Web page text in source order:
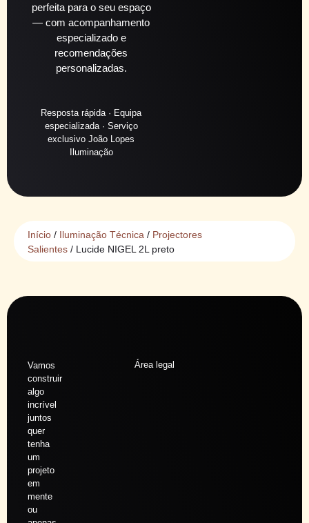
perfeita para o seu espaço
— com acompanhamento
especializado e
recomendações
personalizadas.
Resposta rápida · Equipa
especializada · Serviço
exclusivo João Lopes
Iluminação
Início / Iluminação Técnica / Projectores
Salientes / Lucide NIGEL 2L preto
Vamos
construir
algo
incrível
juntos
quer
tenha
um
projeto
em
mente
ou
Área legal